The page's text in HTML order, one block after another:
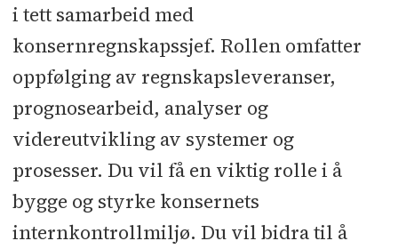
i tett samarbeid med
konsernregnskapssjef. Rollen omfatter
oppfølging av regnskapsleveranser,
prognosearbeid, analyser og
videreutvikling av systemer og
prosesser. Du vil få en viktig rolle i å
bygge og styrke konsernets
internkontrollmiljø. Du vil bidra til å